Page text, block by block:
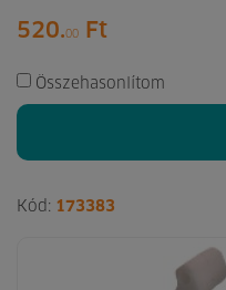
520.00 Ft
Összehasonlítom
Kód: 173383